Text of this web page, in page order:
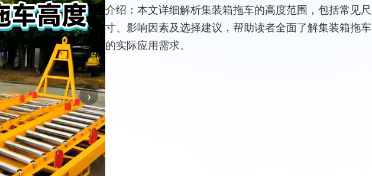
›
介绍： 本文详细解析集装箱拖车的高度范围，包括常见尺
寸、影响因素及选择建议，帮助读者全面了解集装箱拖车
的实际应用需求。